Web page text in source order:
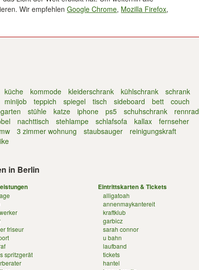
Wir empfehlenGoogle Chrome, Mozilla Firefox,
küche kommode kleiderschrank kühlschrank
schrank
minijob teppich spiegel tisch sideboard bett
couch
stühle katze iphone ps5 schuhschrank
rennrad
nachttisch stehlampe schlafsofa kallax
fernseher
3 zimmer wohnung staubsauger
reinigungskraft
in Berlin
friseur
spritzgerät
Eintrittskarten & Tickets
alligatoah
annenmaykantereit
kraftklub
garbicz
sarah connor
u bahn
laufband
tickets
hantel